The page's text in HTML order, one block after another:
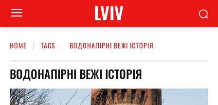
LVIV
HOME TAGS ВОДОНАПІРНІ ВЕЖІ ІСТОРІЯ
ВОДОНАПІРНІ ВЕЖІ ІСТОРІЯ